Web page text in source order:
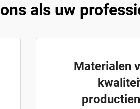
als uw
Materialen